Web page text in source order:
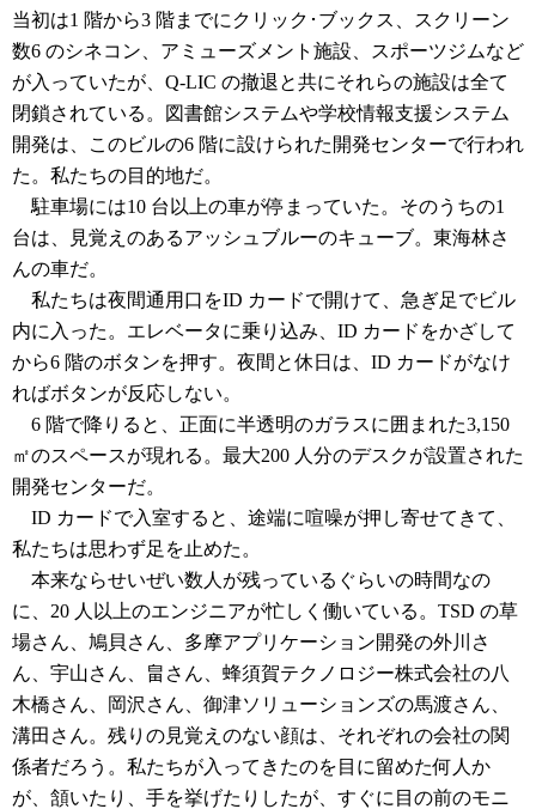
当初は1 階から3 階までにクリック･ブックス、スクリーン
数6 のシネコン、アミューズメント施設、スポーツジムなど
が入っていたが、Q-LIC の撤退と共にそれらの施設は全て
閉鎖されている。図書館システムや学校情報支援システム
開発は、このビルの6 階に設けられた開発センターで行われ
た。私たちの目的地だ。
駐車場には10 台以上の車が停まっていた。そのうちの1
台は、見覚えのあるアッシュブルーのキューブ。東海林さ
んの車だ。
私たちは夜間通用口をID カードで開けて、急ぎ足でビル
内に入った。エレベータに乗り込み、ID カードをかざして
から6 階のボタンを押す。夜間と休日は、ID カードがなけ
ればボタンが反応しない。
6 階で降りると、正面に半透明のガラスに囲まれた3,150
㎡のスペースが現れる。最大200 人分のデスクが設置された
開発センターだ。
ID カードで入室すると、途端に喧噪が押し寄せてきて、
私たちは思わず足を止めた。
本来ならせいぜい数人が残っているぐらいの時間なの
に、20 人以上のエンジニアが忙しく働いている。TSD の草
場さん、鳩貝さん、多摩アプリケーション開発の外川さ
ん、宇山さん、畠さん、蜂須賀テクノロジー株式会社の八
木橋さん、岡沢さん、御津ソリューションズの馬渡さん、
溝田さん。残りの見覚えのない顔は、それぞれの会社の関
係者だろう。私たちが入ってきたのを目に留めた何人か
が、頷いたり、手を挙げたりしたが、すぐに目の前のモニ